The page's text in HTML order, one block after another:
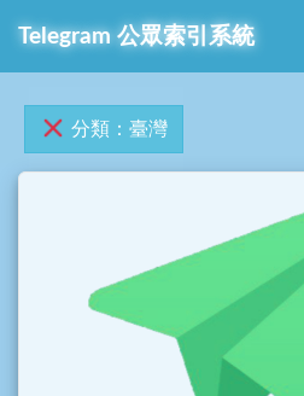
Telegram 公眾索引系統
分類：臺灣